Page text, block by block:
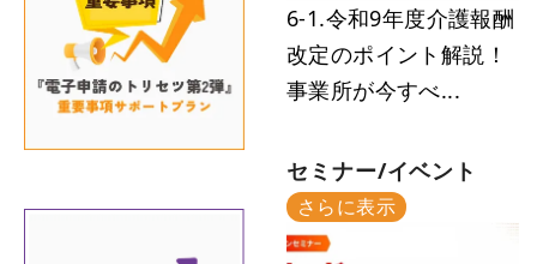
2026.05.23LIFEの実践とこれからの介護の質向
上セミナー
遇改善加算は6月開始...
2026.04.18セミナーレポート｜リハビリのゴー
ルを再考する。社会との接点を...
6-1.令和9年度介護報酬
改定のポイント解説！
事業所が今すべ...
セミナー/イベント
さらに表示